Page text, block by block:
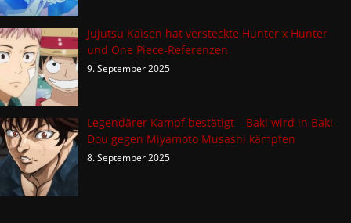
Jujutsu Kaisen hat versteckte Hunter x Hunter
und One Piece-Referenzen
9. September 2025
Legendärer Kampf bestätigt – Baki wird in Baki-
Dou gegen Miyamoto Musashi kämpfen
8. September 2025